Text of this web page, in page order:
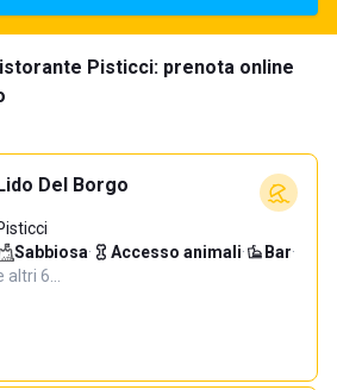
Pisticci: prenota online
Del Borgo
Sabbiosa· Accesso animali· Bar·
altri 6…